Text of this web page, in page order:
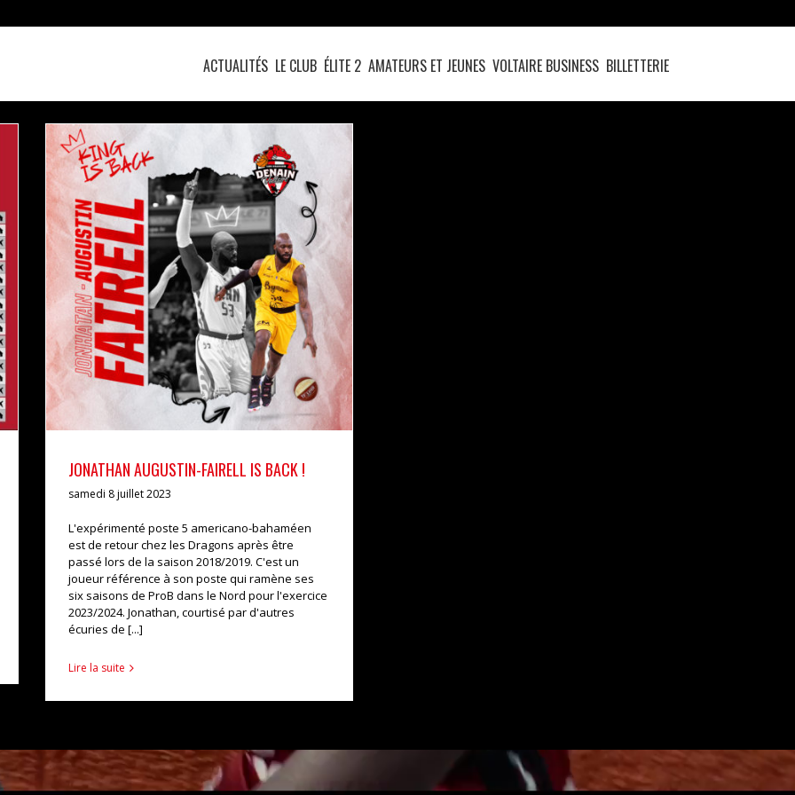
ACTUALITÉS LE CLUB ÉLITE 2 AMATEURS ET JEUNES VOLTAIRE BUSINESS BILLETTERIE
JONATHAN AUGUSTIN-FAIRELL IS BACK !
actualités pro b
JONATHAN AUGUSTIN-FAIRELL IS BACK !
samedi 8 juillet 2023
L'expérimenté poste 5 americano-bahaméen
est de retour chez les Dragons après être
passé lors de la saison 2018/2019. C'est un
joueur référence à son poste qui ramène ses
six saisons de ProB dans le Nord pour l'exercice
2023/2024. Jonathan, courtisé par d'autres
écuries de [...]
Lire la suite